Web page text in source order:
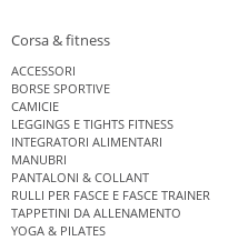
Corsa & fitness
ACCESSORI
BORSE SPORTIVE
CAMICIE
LEGGINGS E TIGHTS FITNESS
INTEGRATORI ALIMENTARI
MANUBRI
PANTALONI & COLLANT
RULLI PER FASCE E FASCE TRAINER
TAPPETINI DA ALLENAMENTO
YOGA & PILATES